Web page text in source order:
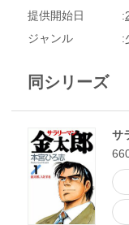
提供開始日
ジャンル
同シリーズ
サ